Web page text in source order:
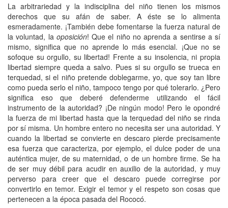
La arbitrariedad y la indisciplina del niño tienen los mismos
derechos que su afán de saber. A éste se lo alimenta
esmeradamente. ¡También debe fomentarse la fuerza natural de
la voluntad, la oposición! Que el niño no aprenda a sentirse a sí
mismo, significa que no aprende lo más esencial. ¡Que no se
sofoque su orgullo, su libertad! Frente a su insolencia, ni propia
libertad siempre queda a salvo. Pues si su orgullo se trueca en
terquedad, si el niño pretende doblegarme, yo, que soy tan libre
como pueda serlo el niño, tampoco tengo por qué tolerarlo. ¿Pero
significa eso que deberé defenderme utilizando el fácil
instrumento de la autoridad? ¡De ningún modo! Pero le opondré
la fuerza de mi libertad hasta que la terquedad del niño se rinda
por sí misma. Un hombre entero no necesita ser una autoridad. Y
cuando la libertad se convierte en descaro pierde precisamente
esa fuerza que caracteriza, por ejemplo, el dulce poder de una
auténtica mujer, de su maternidad, o de un hombre firme. Se ha
de ser muy débil para acudir en auxilio de la autoridad, y muy
perverso para creer que el descaro puede corregirse por
convertirlo en temor. Exigir el temor y el respeto son cosas que
pertenecen a la época pasada del Rococó.